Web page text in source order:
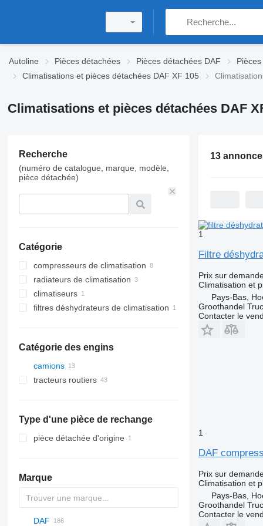
Autoline Pièces détachées Pièces détachées DAF
Climatisations et pièces détachées DAF XF 105
Climatisations et pièces détachées DAF
Recherche
(numéro de catalogue, marque, modèle,
pièce détachée)
Catégorie
compresseurs de climatisation
radiateurs de climatisation
climatiseurs
filtres déshydrateurs de climatisation
Catégorie des engins
camions
tracteurs routiers
Type d'une pièce de rechange
pièce détachée d'origine
Marque
2-Series
C-series
DAF
13
1
Filtre
Prix sur
Climatisation et
Pays-Bas,
Groothandel
Contacter le
1
DAF
Prix sur
Climatisation et
Pays-Bas,
Groothandel
Contacter le